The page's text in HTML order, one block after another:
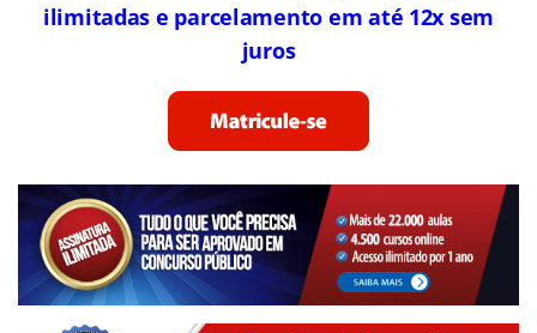
ilimitadas e parcelamento em até 12x sem
juros